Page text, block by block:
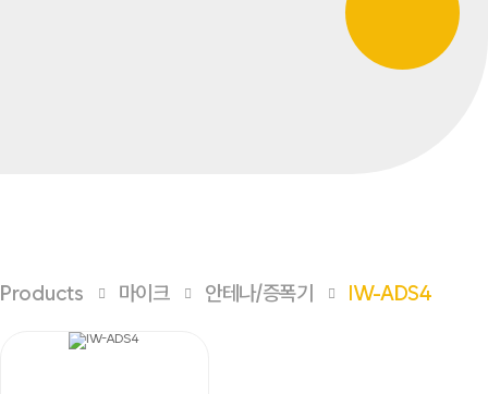
Products 마이크 안테나/증폭기 IW-ADS4